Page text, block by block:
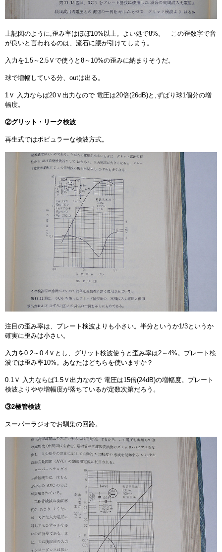
上記図のように,歪み率はほぼ10%以上。よい処で8%。 この歪数字で音
が良いと言われるのは、流石に腰が引けてしまう。
入力を1.5～2.5Ｖで使うと8～10%の歪みに納まりそうだ。
球で増幅している分、outは出る。
1Ｖ 入力ならば20Ｖ出力なので 電圧は20倍(26dB)と,ずばり球1個分の増
幅度。
②グリット・リーク検波
再生式ではポピュラーな検波方式。
注目の歪み率は、プレート検波よりも小さい。半分というか1/3というか
確実に歪みは小さい。
入力を0.2～0.4Ｖとし、グリット検波使うと歪み率は2～4%。プレート検
波では歪み率10%。あなたはどちらを使いますか？
0.1Ｖ 入力ならば1.5Ｖ出力なので 電圧は15倍(24dB)の増幅度。プレート
検波よりやや増幅度が落ちているが定数次第だろう。
③2極管検波
スーパーラジオでお馴染の回路。